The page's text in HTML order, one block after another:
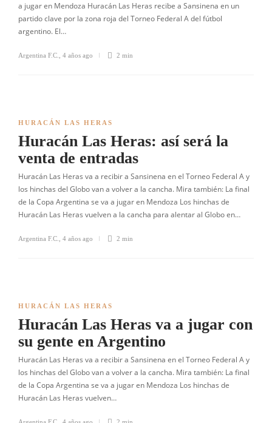
a jugar en Mendoza Huracán Las Heras recibe a Sansinena en un
partido clave por la zona roja del Torneo Federal A del fútbol
argentino. El…
Argentina F.C. 4 años ago 2 min
HURACÁN LAS HERAS
Huracán Las Heras: así será la
venta de entradas
Huracán Las Heras va a recibir a Sansinena en el Torneo Federal A y
los hinchas del Globo van a volver a la cancha. Mira también: La final
de la Copa Argentina se va a jugar en Mendoza Los hinchas de
Huracán Las Heras vuelven a la cancha para alentar al Globo en…
Argentina F.C. 4 años ago 2 min
HURACÁN LAS HERAS
Huracán Las Heras va a jugar con
su gente en Argentino
Huracán Las Heras va a recibir a Sansinena en el Torneo Federal A y
los hinchas del Globo van a volver a la cancha. Mira también: La final
de la Copa Argentina se va a jugar en Mendoza Los hinchas de
Huracán Las Heras vuelven…